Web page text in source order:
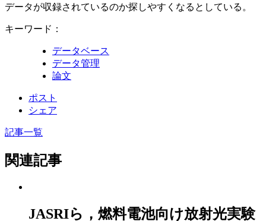
データが収録されているのか探しやすくなるとしている。
キーワード：
データベース
データ管理
論文
ポスト
シェア
記事一覧
関連記事
JASRIら，燃料電池向け放射光実験